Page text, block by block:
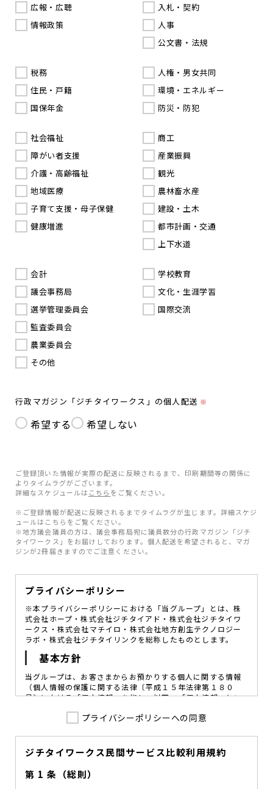
広報・広聴
情報政策
入札・契約
人事
公文書・法規
税務
住民・戸籍
国保年金
人権・男女共同
環境・エネルギー
防災・防犯
社会福祉
障がい者支援
介護・高齢福祉
地域医療
子育て支援・母子保健
健康増進
商工
産業振興
観光
農林畜水産
建設・土木
都市計画・交通
上下水道
会計
議会事務局
選挙管理委員会
監査委員会
農業委員会
その他
学校教育
文化・生涯学習
国際交流
行政マガジン「ジチタイワークス」の個人配送 ※
希望する 希望しない
ご登録頂いた情報が実際の配送に反映されるまで、印刷期間等の関係に
よりタイムラグがございます。
詳細なスケジュールは こちら をご覧ください。
※ご登録情報が配送に反映されるまでタイムラグが生じます。詳細スケジ
ュールはこちらをご覧ください。
※地方議会議員の方は、議会事務局宛に議員数分の行政マガジン「ジチ
タイワークス」をお届けしております。個人配送を希望されると、マガ
ジンが2冊届きますのでご注意ください。
プライバシーポリシー
※本プライバシーポリシーにおける「当グループ」とは、株
式会社ホープ・株式会社ジチタイアド・株式会社ジチタイワ
ークス・株式会社マチイロ・株式会社地方創生テクノロジー
ラボ・株式会社ジチタイリンクを総称したものとします。
基本方針
当グループは、お客さまからお預かりする個人に関する情報
（個人情報の保護に関する法律〔平成１５年法律第１８０
号〕における「個人情報」を指し、以下、「個人情報」とい
図ることが、重要な社会的責務であると考えております。
を定め、役員及び従業員に個人情報保護の重要性の認識と取
組みを徹底させることによって、個人情報の適切な取り扱い
に努めてまいります。
プライバシーポリシーへの同意
ジチタイワークス民間サービス比較利用規約
第 1 条（総則）